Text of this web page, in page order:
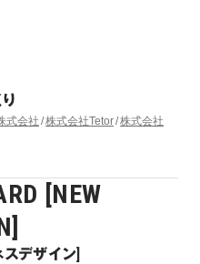
式会社 株式会社Tetor 株式会社
[NEW
デザイン]